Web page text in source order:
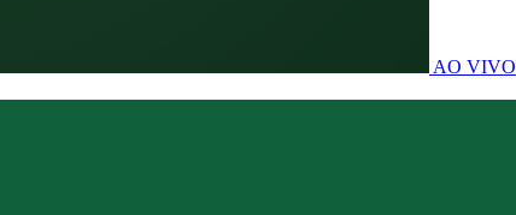
AO VIVO